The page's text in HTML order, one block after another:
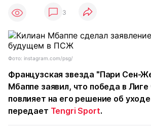
3
Фото: instagram.com/psg/
Французская звезда "Пари Сен-
Мбаппе заявил, что победа в Лиге
повлияет на его решение об
передает Tengri Sport.